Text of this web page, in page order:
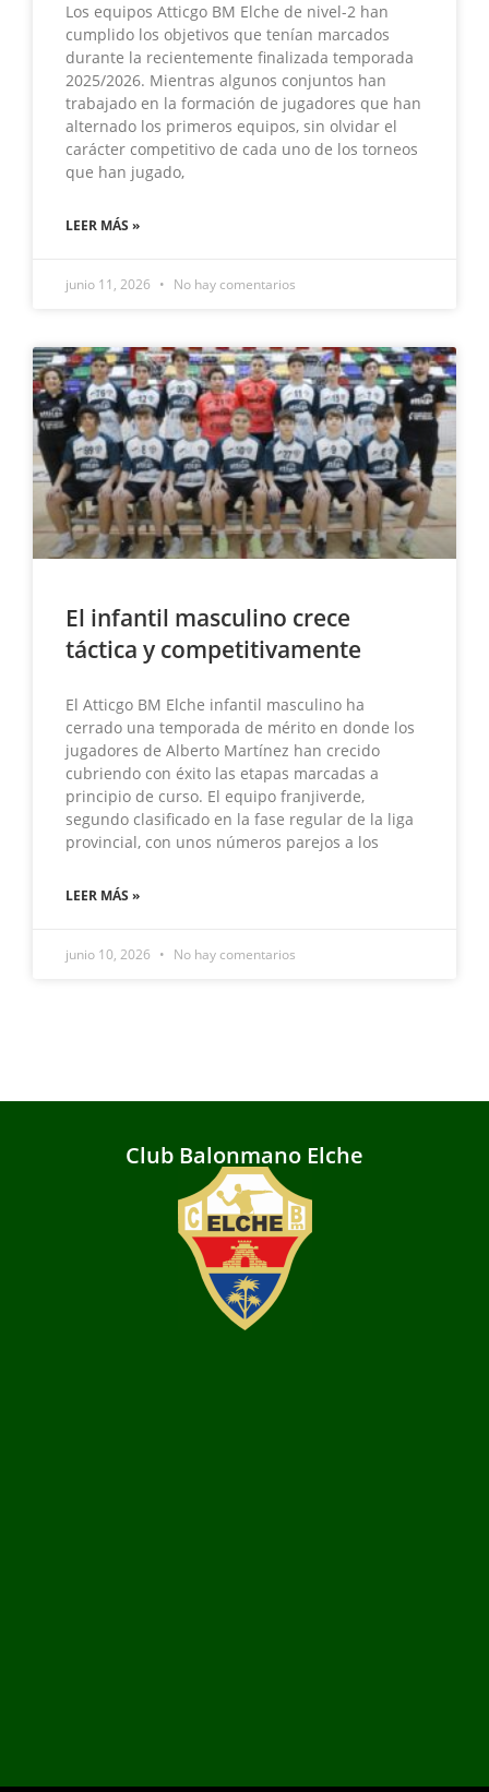
Los equipos Atticgo BM Elche de nivel-2 han
cumplido los objetivos que tenían marcados
durante la recientemente finalizada temporada
2025/2026. Mientras algunos conjuntos han
trabajado en la formación de jugadores que han
alternado los primeros equipos, sin olvidar el
carácter competitivo de cada uno de los torneos
que han jugado,
LEER MÁS »
junio 11, 2026 No hay comentarios
El infantil masculino crece
táctica y competitivamente
El Atticgo BM Elche infantil masculino ha
cerrado una temporada de mérito en donde los
jugadores de Alberto Martínez han crecido
cubriendo con éxito las etapas marcadas a
principio de curso. El equipo franjiverde,
segundo clasificado en la fase regular de la liga
provincial, con unos números parejos a los
LEER MÁS »
junio 10, 2026 No hay comentarios
Club Balonmano Elche